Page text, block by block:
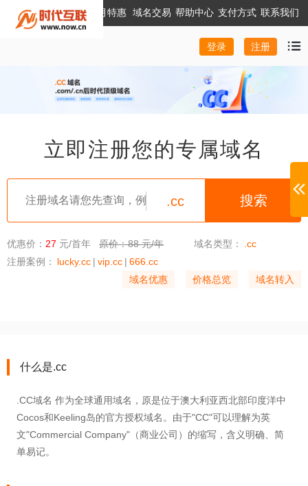
本月特惠 域名交易 帮助中心 支付方式 联系我们
登录 注册
立即注册您的专属域名
.cc
优惠价： 27 元/首年 原价：88 元/年 域名类型：
.cc
注册案例：
lucky.cc | vip.cc | 666.cc
域名优惠
价格总览 域名转入
什么是.cc
.CC域名 作为全球通用域名，原是位于澳大利亚西北部印度洋中
Cocos和Keeling岛的官方授权域名。由于"CC"可以理解为英
文"Commercial Company"（商业公司）的缩写，含义明确、简
单易记。